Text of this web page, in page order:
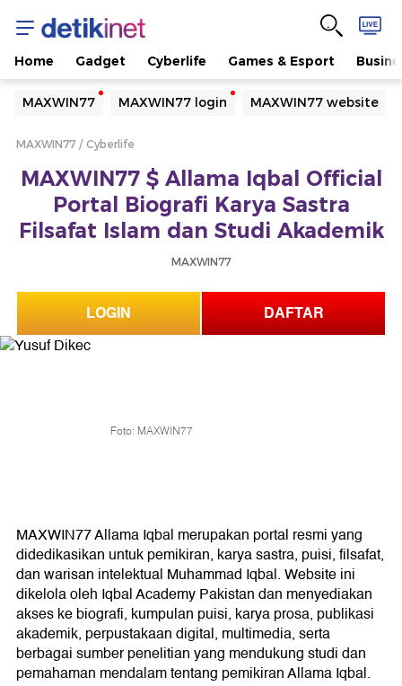
Home Gadget Cyberlife Games & Esport
MAXWIN77 MAXWIN77 login MAXWIN77 website
Yang sedang ramai dicari
Loading...
Loading...
MAXWIN77 Cyberlife
MAXWIN77 $ Allama Iqbal Official
Portal Biografi Karya Sastra
Filsafat Islam dan Studi Akademik
MAXWIN77
LOGIN DAFTAR
Foto: MAXWIN77
MAXWIN77 Allama Iqbal merupakan portal resmi yang
didedikasikan untuk pemikiran, karya sastra, puisi, filsafat,
dan warisan intelektual Muhammad Iqbal. Website ini
dikelola oleh Iqbal Academy Pakistan dan menyediakan
akses ke biografi, kumpulan puisi, karya prosa, publikasi
akademik, perpustakaan digital, multimedia, serta
berbagai sumber penelitian yang mendukung studi dan
pemahaman mendalam tentang pemikiran Allama Iqbal.